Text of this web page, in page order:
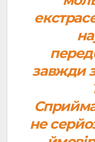
завжди
не